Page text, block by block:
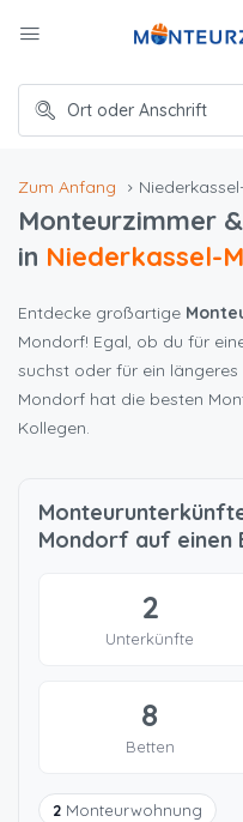
Zum Anfang
Monteurzimmer
in Niederkassel-
Entdecke großartige
Mondorf! Egal, ob du für
suchst oder für ein
Mondorf hat die besten
Kollegen.
Mondorf auf einen
2
Unterkünfte
8
Betten
2 Monteurwohnung